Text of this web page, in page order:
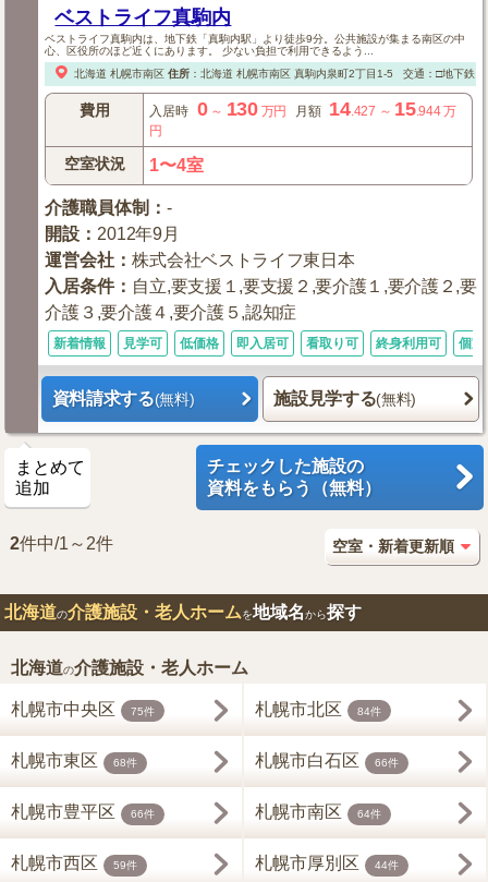
ベストライフ真駒内
ベストライフ真駒内は、地下鉄「真駒内駅」より徒歩9分。公共施設が集まる南区の中
心、区役所のほど近くにあります。 少ない負担で利用できるよう...
北海道 札幌市南区 住所： 北海道 札幌市南区真駒内泉町2丁目1-5 交通：□地下鉄
費用 入居時 0～ 130 万円 月額 14.427 ～ 15.944万
円
空室状況 1〜4室
介護職員体制 ：-
開設 ： 2012年9月
運営会社 ：株式会社ベストライフ東日本
入居条件： 自立,要支援１,要支援２,要介護１,要介護２,要
介護３,要介護４,要介護５,認知症
新着情報 見学可 低価格 即入居可 看取り可 終身利用可 個室
資料請求する(無料) 施設見学する(無料)
まとめて
追加
チェックした施設の
資料をもらう（無料）
2件中/1～2件
北海道の介護施設・老人ホームを地域名から探す
北海道の介護施設・老人ホーム
札幌市中央区 75件 札幌市北区 84件
札幌市東区 68件 札幌市白石区 66件
札幌市豊平区 66件 札幌市南区 64件
札幌市西区 59件 札幌市厚別区 44件